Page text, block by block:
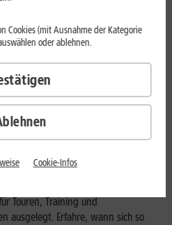
Für wen
Modelle?
Touren, Training und
ausgelegt. Erfahre, wann sich so
Cookies (mit Ausnahme der Kategorie
oder ablehnen.
Cookie-Infos